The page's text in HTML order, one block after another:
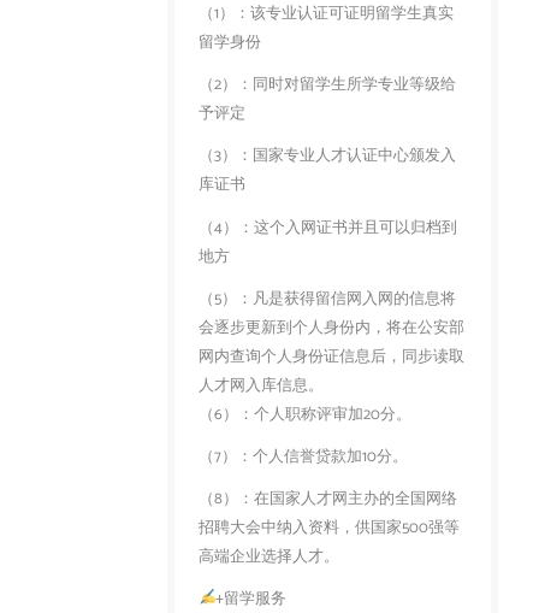
（1）：该专业认证可证明留学生真实
留学身份
（2）：同时对留学生所学专业等级给
予评定
（3）：国家专业人才认证中心颁发入
库证书
（4）：这个入网证书并且可以归档到
地方
（5）：凡是获得留信网入网的信息将
会逐步更新到个人身份内，将在公安部
网内查询个人身份证信息后，同步读取
人才网入库信息。
（6）：个人职称评审加20分。
（7）：个人信誉贷款加10分。
（8）：在国家人才网主办的全国网络
招聘大会中纳入资料，供国家500强等
高端企业选择人才。
+留学服务